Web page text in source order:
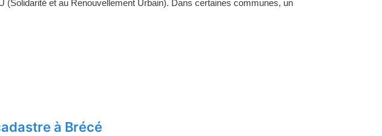
et au Renouvellement Urbain). Dans certaines communes, un
à Brécé